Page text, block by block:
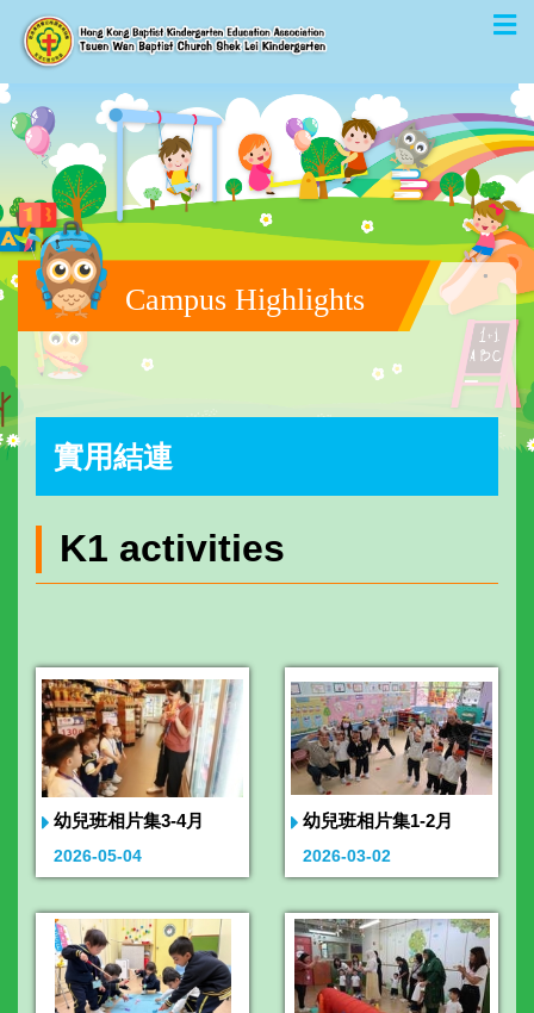
Campus Highlights
實用結連
K1 activities
幼兒班相片集3-4月
2026-05-04
幼兒班相片集1-2月
2026-03-02